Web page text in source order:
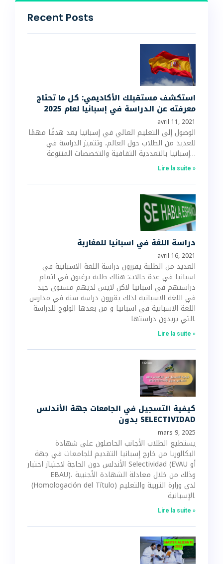
Recent Posts
استكشف مستقبلك الأكاديمي: كل ما تحتاج
معرفته عن الدراسة في إسبانيا لعام 2025
avril 11, 2021
الوصول إلى التعليم العالي في إسبانيا يعد هدفًا مهمًا
للعديد من الطلاب حول العالم، وتتميز الدراسة في
إسبانيا بالتعددية الثقافية والتخصصات المتنوعة…
Lire la suite »
دراسة اللغة في اسبانيا للمغاربة
avril 16, 2021
العديد من الطلبة يقررون دراسة اللغة الاسبانية في
اسبانيا في عدة حالات: هناك طلبة يرغبون في اتمام
دراستهم في اسبانيا لاكن لايس لديهم مستوى جيد
في اللغة الاسبانية لذلك يقررون دراسة سنة في مدارس
اللغة الاسبانية في اسبانيا و من بعدها الولوج للدراسة
التي يريدون دراستها.
Lire la suite »
كيفية التسجيل في الجامعات جهة الأندلس
بدون SELECTIVIDAD
mars 9, 2025
يستطيع الطلاب الأجانب الحاصلون على شهادة
البكالوريا من خارج إسبانيا التقديم للجامعات في جهة
الأندلس دون الحاجة لاجتياز اختبار Selectividad (EVAU أو
EBAU)، وذلك من خلال معادلة الشهادة الأجنبية
(Homologación del Título) لدى وزارة التربية والتعليم
الإسبانية.
Lire la suite »